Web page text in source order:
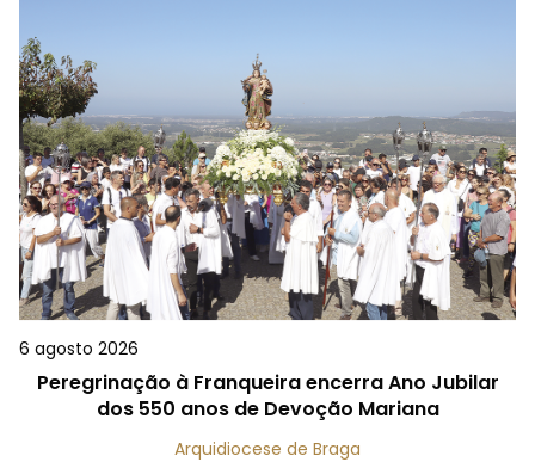
6 agosto 2026
Peregrinação à Franqueira encerra Ano Jubilar
dos 550 anos de Devoção Mariana
Arquidiocese de Braga